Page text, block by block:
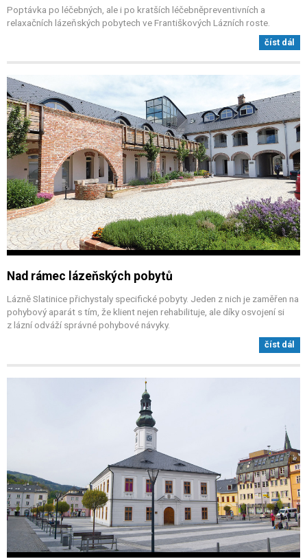
Poptávka po léčebných, ale i po kratších léčebněpreventivních a
relaxačních lázeňských pobytech ve Františkových Lázních roste.
číst dál
Nad rámec lázeňských pobytů
Lázně Slatinice přichystaly specifické pobyty. Jeden z nich je zaměřen na
pohybový aparát s tím, že klient nejen rehabilituje, ale díky osvojení si
z lázní odváží správné pohybové návyky.
číst dál